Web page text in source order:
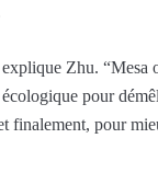
Zhu. “Mesa
pour
finalement, pour